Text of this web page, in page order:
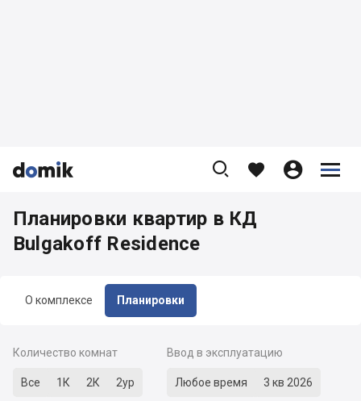


    


О комплексе Планировки
Планировки квартир в КД
Bulgakoff Residence
Количество комнат
Все 1К 2К 2ур
Ввод в эксплуатацию
Любое время 3 кв 2026